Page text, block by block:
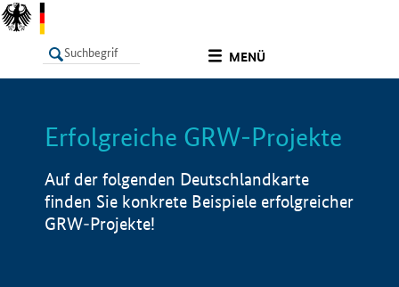
MENÜ
LISTE Info
Erfolgreiche GRW-Projekte
Auf der folgenden Deutschlandkarte
finden Sie konkrete Beispiele erfolgreicher
GRW-Projekte!